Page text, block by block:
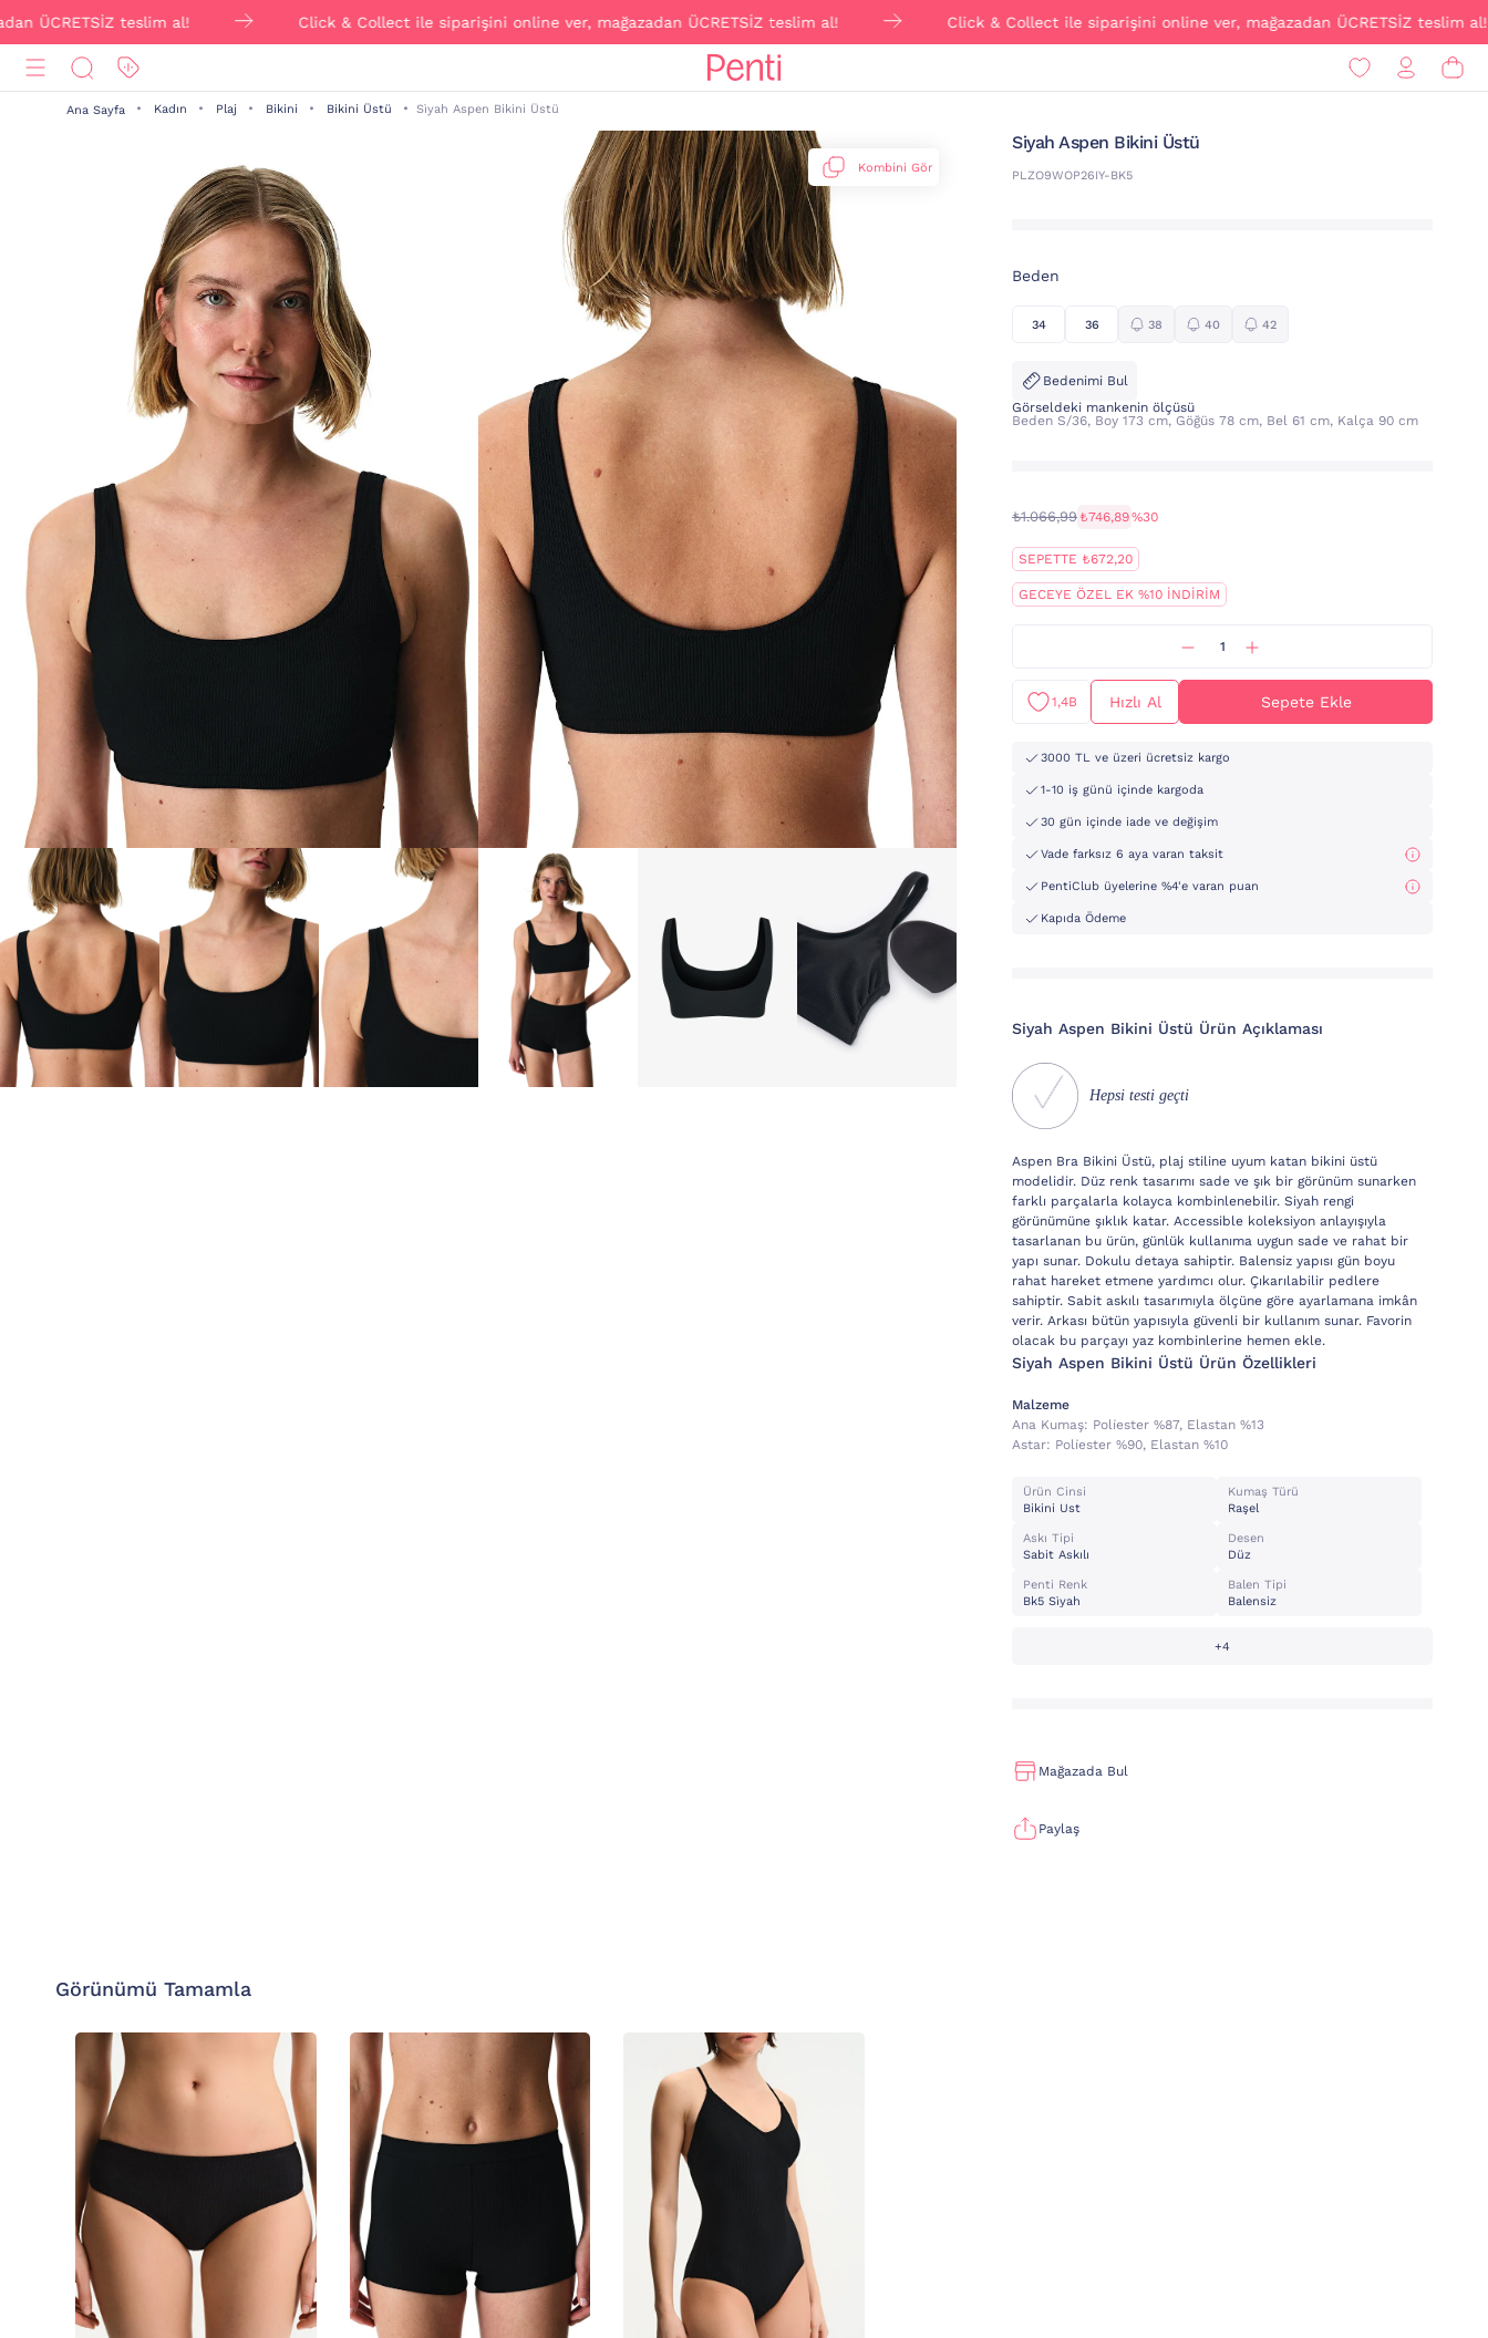
teslim al! Click & Collect ile siparişini online ver, mağazadan ÜCRETSİZ teslim al! Click & Collect ile siparişini online ver, mağazadan ÜCRETSİZ teslim al!
Ana Sayfa Kadın Plaj Bikini Bikini Üstü Si̇yah Aspen Bikini Üstü
Kombini Gör
Si̇yah Aspen Bikini Üstü
PLZO9WOP26IY-BK5
Beden
34 36 38 40 42
Bedenimi Bul
Görseldeki mankenin ölçüsü
Beden S/36, Boy 173 cm, Göğüs 78 cm, Bel 61 cm, Kalça 90 cm
₺1.066,99 ₺746,89%30
SEPETTE ₺672,20
GECEYE ÖZEL EK %10 İNDİRİM
1,4B Hızlı Al Sepete Ekle
3000 TL ve üzeri ücretsiz kargo
1-10 iş günü içinde kargoda
30 gün içinde iade ve değişim
Vade farksız 6 aya varan taksit
PentiClub üyelerine %4'e varan puan
Kapıda Ödeme
Si̇yah Aspen Bikini Üstü Ürün Açıklaması
Hepsi testi geçti
Aspen Bra Bikini Üstü, plaj stiline uyum katan bikini üstü
modelidir. Düz renk tasarımı sade ve şık bir görünüm sunarken
farklı parçalarla kolayca kombinlenebilir. Siyah rengi
görünümüne şıklık katar. Accessible koleksiyon anlayışıyla
tasarlanan bu ürün, günlük kullanıma uygun sade ve rahat bir
yapı sunar. Dokulu detaya sahiptir. Balensiz yapısı gün boyu
rahat hareket etmene yardımcı olur. Çıkarılabilir pedlere
sahiptir. Sabit askılı tasarımıyla ölçüne göre ayarlamana imkân
verir. Arkası bütün yapısıyla güvenli bir kullanım sunar. Favorin
olacak bu parçayı yaz kombinlerine hemen ekle.
Si̇yah Aspen Bikini Üstü Ürün Özellikleri
Malzeme
Ana Kumaş: Poli̇ester %87, Elastan %13
Astar: Poli̇ester %90, Elastan %10
Ürün Cinsi
Bikini Ust
Kumaş Türü
Raşel
Askı Tipi
Sabit Askılı
Desen
Düz
Penti Renk
Bk5 Si̇yah
Balen Tipi
Balensiz
+4
Mağazada Bul
Paylaş
Görünümü Tamamla